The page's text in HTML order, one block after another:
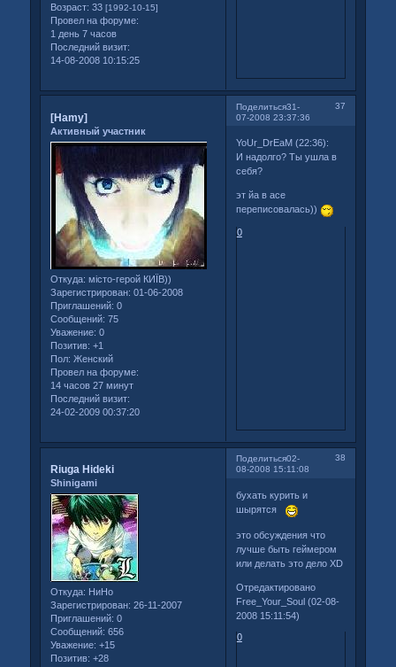
Возраст: 33 [1992-10-15]
Провел на форуме:
1 день 7 часов
Последний визит:
14-08-2008 10:15:25
Поделиться 37
31-
07-2008 23:37:36
[Hamy]
Активный участник
Откуда: місто-герой КИЇВ))
Зарегистрирован: 01-06-2008
Приглашений: 0
Сообщений: 75
Уважение: 0
Позитив: +1
Пол: Женский
Провел на форуме:
14 часов 27 минут
Последний визит:
24-02-2009 00:37:20
YoUr_DrEaM ‎(22:36):
И надолго? Ты ушла в
себя?
эт йа в асе
переписовалась))
0
Поделиться 38
02-
08-2008 15:11:08
Riuga Hideki
Shinigami
Откуда: НиНо
Зарегистрирован: 26-11-2007
Приглашений: 0
Сообщений: 656
Уважение: +15
Позитив: +28
бухать курить и
шырятся
это обсуждения что
лучше быть геймером
или делать это дело XD
Отредактировано
Free_Your_Soul (02-08-
2008 15:11:54)
0